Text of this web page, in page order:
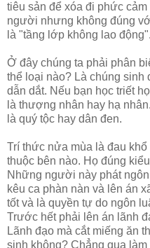
tiêu sản để xóa đi phức
người nhưng không đúng
là "tầng lớp không lao
Ở đây chúng ta phải phân
thể loại nào? Là chúng
dẫn dắt. Nếu bạn học triết
là thượng nhân hay hạ
là quý tộc hay dân đen.
Trí thức nửa mùa là đau
thuộc bên nào. Họ đúng
Những người này phát
kêu ca phàn nàn và lên án
tốt và là quyền tự do ngôn
Trước hết phải lên án lãnh
Lãnh đạo mà cắt miếng ăn
sinh không? Chẳng qua